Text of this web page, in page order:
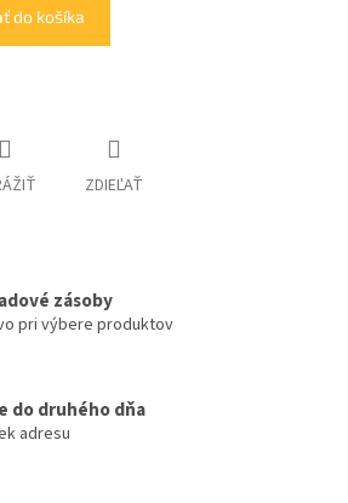
do košíka
ZDIEĽAŤ
zásoby
pri výbere produktov
do druhého dňa
adresu